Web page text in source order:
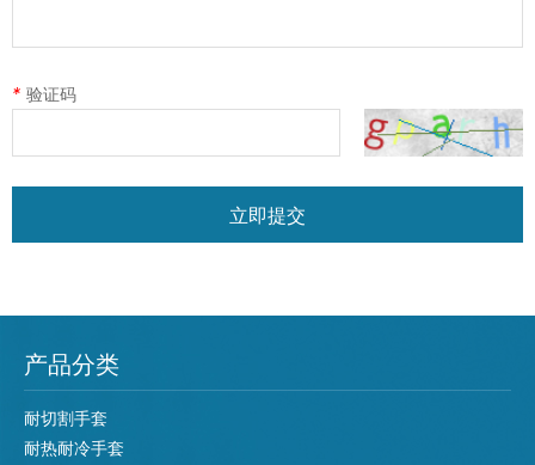
* 验证码
立即提交
产品分类
耐切割手套
耐热耐冷手套